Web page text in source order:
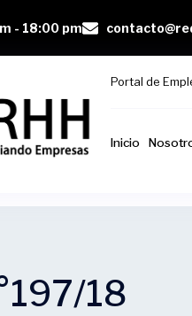
- 18:00 pm
Portal de
Inicio
18